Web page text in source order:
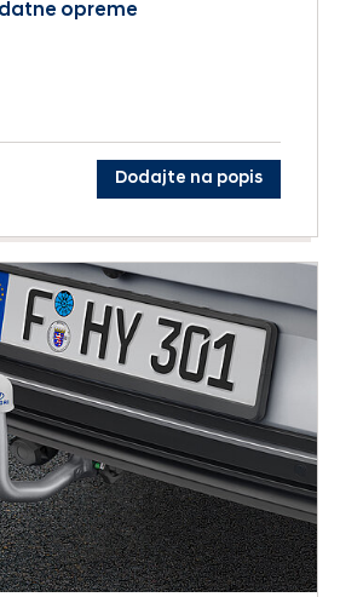
opreme
Dodajte na popis